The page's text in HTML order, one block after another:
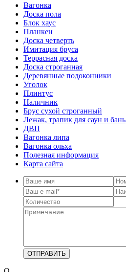
Вагонка
Доска пола
Блок хаус
Планкен
Доска четверть
Имитация бруса
Террасная доска
Доска строганная
Деревянные подоконники
Уголок
Плинтус
Наличник
Брус сухой строганный
Лежак, трапик для саун и бань
ДВП
Вагонка липа
Вагонка ольха
Полезная информация
Карта сайта